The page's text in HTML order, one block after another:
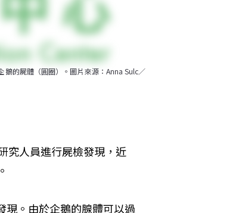
的屍體（圓圈）。圖片來源：Anna Sulc／
究人員進行屍檢發現，近
現。由於企鵝的腺體可以過